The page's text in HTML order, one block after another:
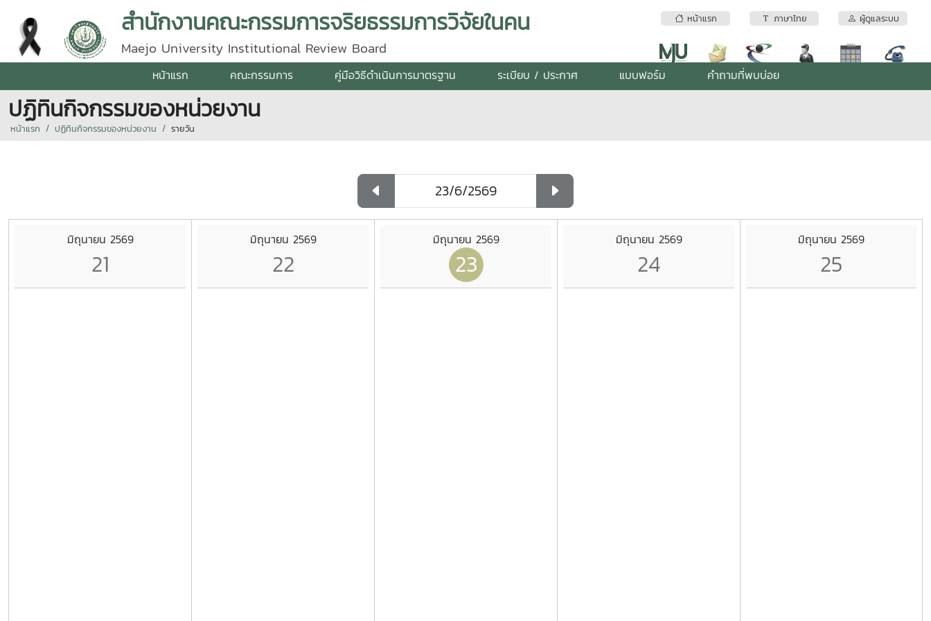
หน้าแรก ภาษาไทย ผู้ดูแลระบบ
สำนักงานคณะกรรมการจริยธรรมการวิจัยในคน
Maejo University Institutional Review Board
หน้าแรก คณะกรรมการ คู่มือวิธีดำเนินการมาตรฐาน ระเบียบ / ประกาศ แบบฟอร์ม คำถามที่พบบ่อย
ปฏิทินกิจกรรมของหน่วยงาน
หน้าแรก ปฏิทินกิจกรรมของหน่วยงาน รายวัน
มิถุนายน 2569
21
มิถุนายน 2569
22
มิถุนายน 2569
23
มิถุนายน 2569
24
มิถุนายน 2569
25